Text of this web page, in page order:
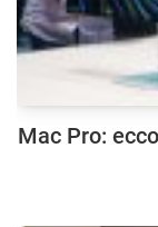
Mac Pro: